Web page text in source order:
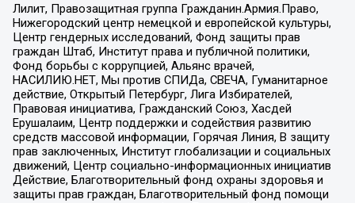
Лилит, Правозащитная группа Гражданин.Армия.Право,
Нижегородский центр немецкой и европейской культуры,
Центр гендерных исследований, Фонд защиты прав
граждан Штаб, Институт права и публичной политики,
Фонд борьбы с коррупцией, Альянс врачей,
НАСИЛИЮ.НЕТ, Мы против СПИДа, СВЕЧА, Гуманитарное
действие, Открытый Петербург, Лига Избирателей,
Правовая инициатива, Гражданский Союз, Хасдей
Ерушалаим, Центр поддержки и содействия развитию
средств массовой информации, Горячая Линия, В защиту
прав заключенных, Институт глобализации и социальных
движений, Центр социально-информационных инициатив
Действие, Благотворительный фонд охраны здоровья и
защиты прав граждан, Благотворительный фонд помощи